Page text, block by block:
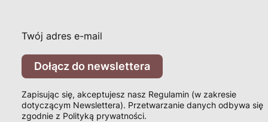
Twój adres e-mail
Dołącz do newslettera
Zapisując się, akceptujesz nasz Regulamin (w zakresie
dotyczącym Newslettera). Przetwarzanie danych odbywa się
zgodnie z Polityką prywatności.